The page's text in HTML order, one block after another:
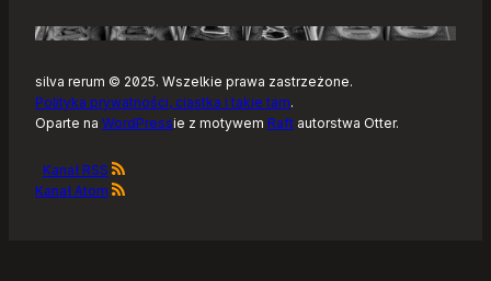
silva rerum © 2025. Wszelkie prawa zastrzeżone.
Polityka prywatności, ciastka i takie tam.
Oparte na WordPressie z motywem Raft autorstwa Otter.
Kanał RSS
Kanał Atom